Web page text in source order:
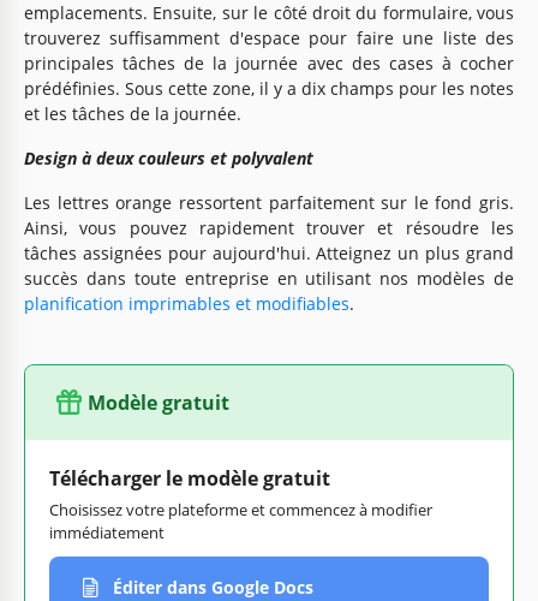
emplacements. Ensuite, sur le côté droit du formulaire, vous
trouverez suffisamment d'espace pour faire une liste des
principales tâches de la journée avec des cases à cocher
prédéfinies. Sous cette zone, il y a dix champs pour les notes
et les tâches de la journée.
Design à deux couleurs et polyvalent
Les lettres orange ressortent parfaitement sur le fond gris.
Ainsi, vous pouvez rapidement trouver et résoudre les
tâches assignées pour aujourd'hui. Atteignez un plus grand
succès dans toute entreprise en utilisant nos modèles de
planification imprimables et modifiables.
Modèle gratuit
Télécharger le modèle gratuit
Choisissez votre plateforme et commencez à modifier
immédiatement
Éditer dans Google Docs